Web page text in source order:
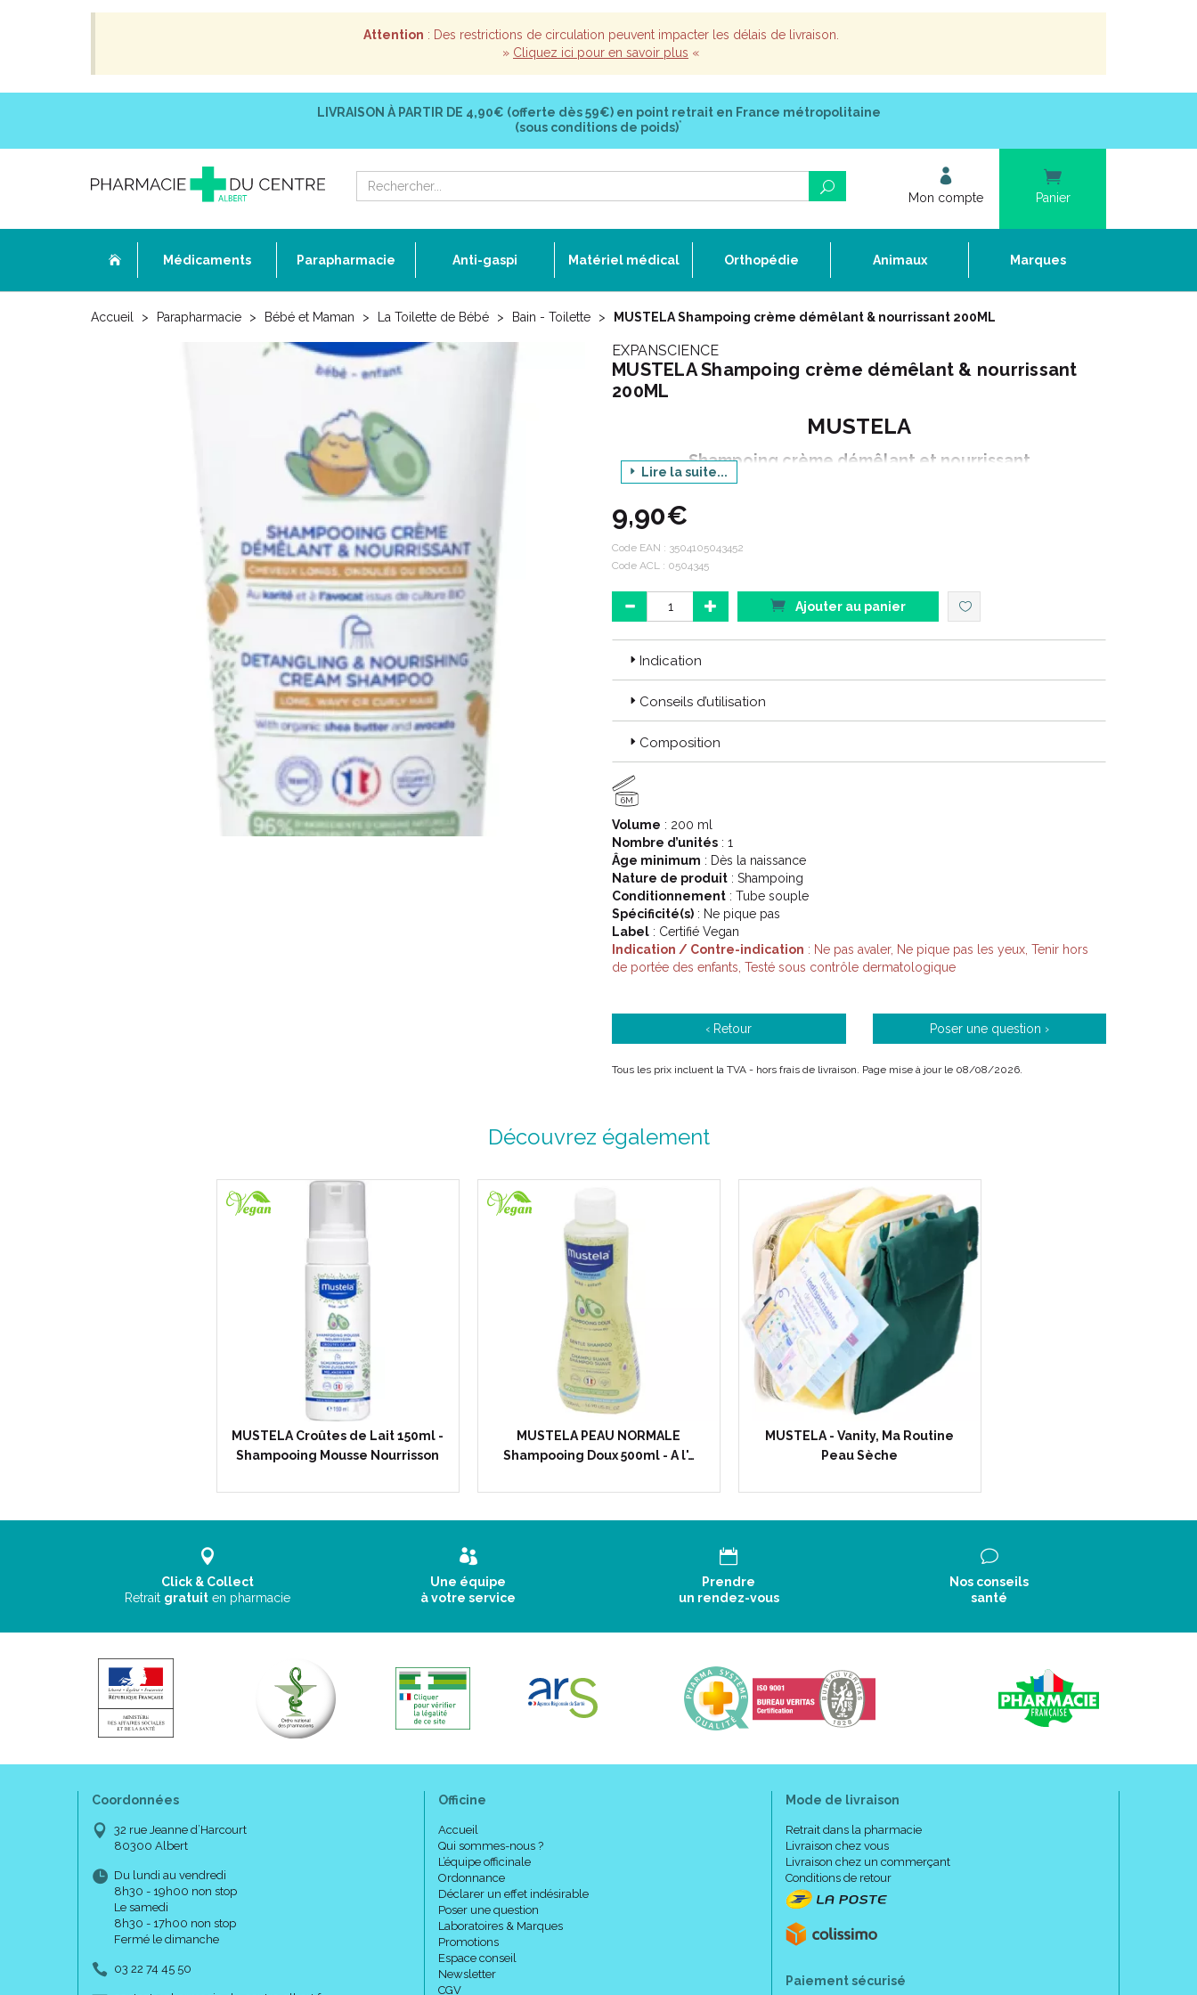
Attention : Des restrictions de circulation peuvent impacter les délais de livraison.
» Cliquez ici pour en savoir plus «
LIVRAISON À PARTIR DE 4,90€ (offerte dès 59€) en point retrait en France métropolitaine
(sous conditions de poids)*
Mon compte Panier
Médicaments Parapharmacie Anti-gaspi Matériel médical Orthopédie Animaux Marques
Accueil Parapharmacie Bébé et Maman La Toilette de Bébé Bain - Toilette MUSTELA Shampoing crème démêlant & nourrissant 200ML
EXPANSCIENCE
MUSTELA Shampoing crème démêlant & nourrissant
200ML
MUSTELA
Shampoing crème démêlant et nourrissant
CODE EAN : 3504105043452
CODE ACL : 0504345
Lire la suite...
9,90€
Code EAN : 3504105043452
Code ACL : 0504345
Ajouter au panier
Indication
Conseils d’utilisation
Composition
6M
Volume : 200 ml
Nombre d’unités : 1
Âge minimum : Dès la naissance
Nature de produit : Shampoing
Conditionnement : Tube souple
Spécificité(s) : Ne pique pas
Label : Certifié Vegan
Indication / Contre-indication : Ne pas avaler, Ne pique pas les yeux, Tenir hors
de portée des enfants, Testé sous contrôle dermatologique
‹ Retour Poser une question ›
Tous les prix incluent la TVA - hors frais de livraison. Page mise à jour le 08/08/2026.
Découvrez également
MUSTELA Croûtes de Lait 150ml -
Shampooing Mousse Nourrisson
MUSTELA PEAU NORMALE
Shampooing Doux 500ml - A l'…
MUSTELA - Vanity, Ma Routine
Peau Sèche
Click & Collect
Retrait gratuit en pharmacie
Une équipe
à votre service
Prendre
un rendez-vous
Nos conseils
santé
Coordonnées
32 rue Jeanne d’Harcourt
80300 Albert
Du lundi au vendredi
8h30 - 19h00 non stop
Le samedi
8h30 - 17h00 non stop
Fermé le dimanche
03 22 74 45 50
Officine
Accueil
Qui sommes-nous ?
L’équipe officinale
Ordonnance
Déclarer un effet indésirable
Poser une question
Laboratoires & Marques
Promotions
Espace conseil
Newsletter
CGV
Mode de livraison
Retrait dans la pharmacie
Livraison chez vous
Livraison chez un commerçant
Conditions de retour
Paiement sécurisé